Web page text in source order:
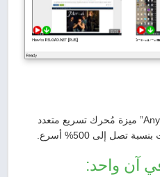
تُتِيح لك “Any Video Downloader Pro” ميزة مُحرك تسريع متعدد
تصل إلى 500% أسرع.
آن واحد: